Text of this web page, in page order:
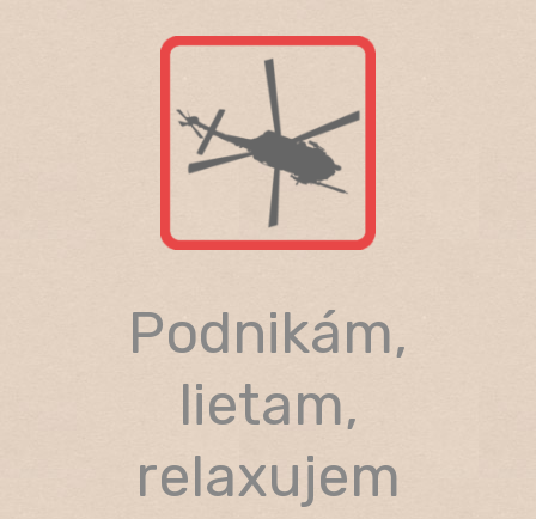
Podnikám,
lietam,
relaxujem